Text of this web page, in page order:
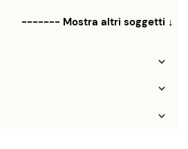
------- Mostra altri soggetti ↓